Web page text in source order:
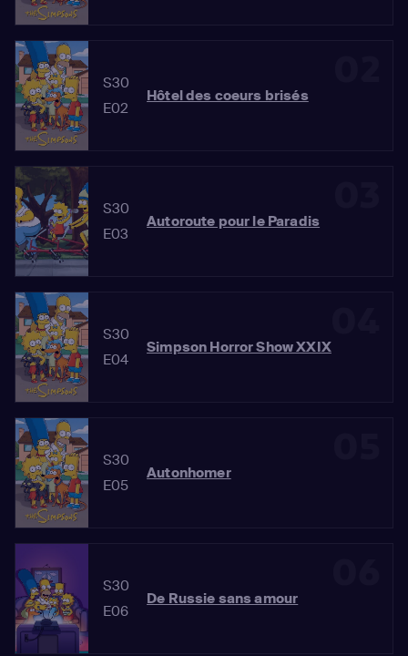
S30
E02
Hôtel des coeurs brisés
S30
E03
Autoroute pour le Paradis
S30
E04
Simpson Horror Show XXIX
S30
E05
Autonhomer
S30
E06
De Russie sans amour